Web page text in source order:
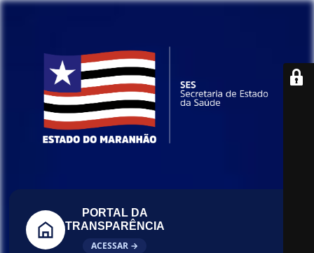
PORTAL DA
TRANSPARÊNCIA
ACESSAR →